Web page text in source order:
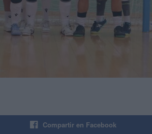
Compartir en Facebook